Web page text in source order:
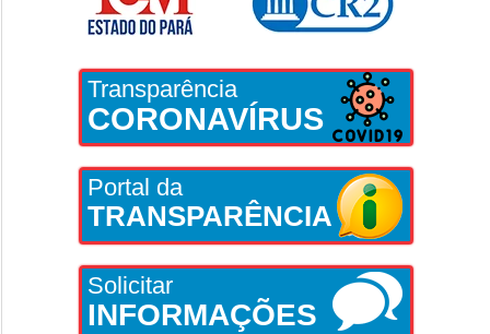
Transparência
CORONAVÍRUS
Portal da
TRANSPARÊNCIA
Solicitar
INFORMAÇÕES